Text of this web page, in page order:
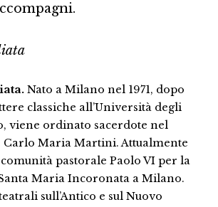
Nato a Milano nel 1971, dopo
classiche all’Università degli
viene ordinato sacerdote nel
Carlo Maria Martini. Attualmente
pastorale Paolo VI per la
Maria Incoronata a Milano.
sull’Antico e sul Nuovo